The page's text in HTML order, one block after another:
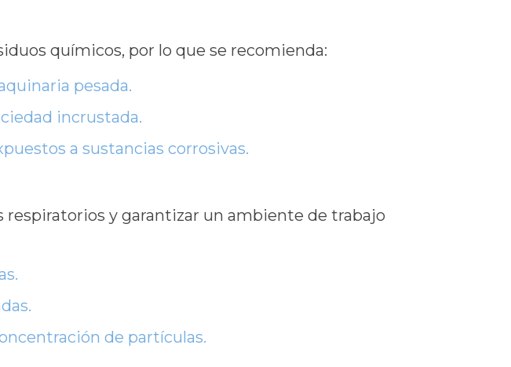
químicos, por lo que se recomienda:
pesada.
incrustada.
a sustancias corrosivas.
y garantizar un ambiente de trabajo
de partículas.